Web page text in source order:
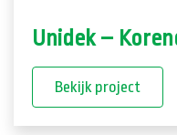
Unidek –
Bekijk project